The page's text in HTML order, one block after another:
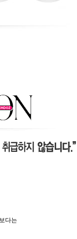
다는